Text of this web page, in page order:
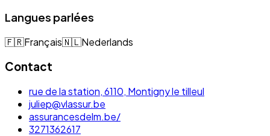
Langues parlées
🇫🇷Français🇳🇱Nederlands
Contact
rue de la station, 6110, Montigny le tilleul
juliep@vlassur.be
assurancesdelm.be/
3271362617